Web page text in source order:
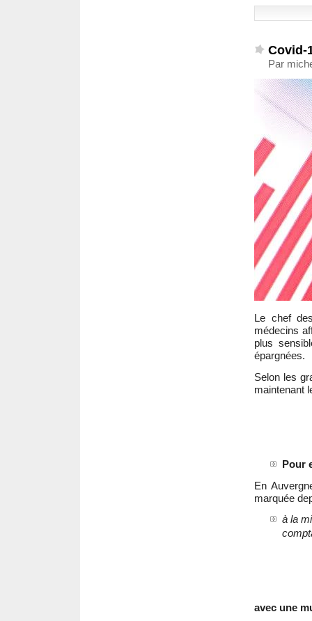
Covid-
Par
Le chef
médecins
plus
épargnées.
Selon les
maintenant
Pour
En
marquée
à la
avec une